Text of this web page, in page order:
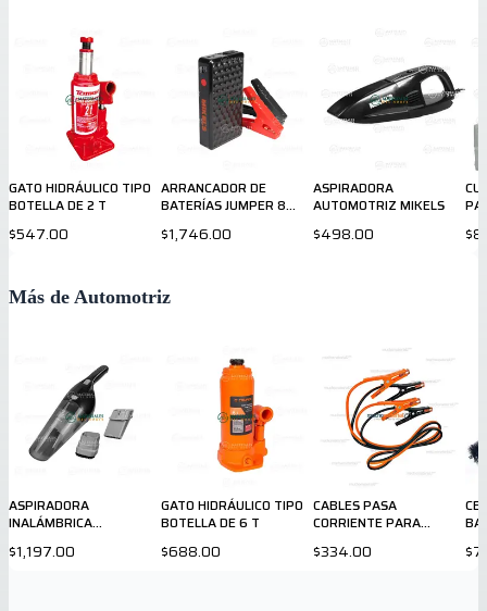
GATO HIDRÁULICO TIPO
BOTELLA DE 2 T
$547.00
ARRANCADOR DE
BATERÍAS JUMPER 8
$1,746.00
ASPIRADORA
AUTOMOTRIZ MIKELS
$498.00
Más de Automotriz
ASPIRADORA
INALÁMBRICA
$1,197.00
GATO HIDRÁULICO TIPO
BOTELLA DE 6 T
$688.00
CABLES PASA
CORRIENTE PARA
$334.00